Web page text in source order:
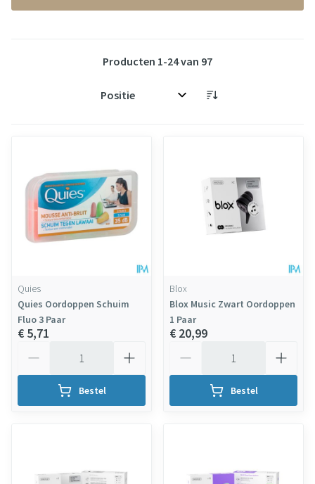
Producten 1-24van 97
Sorteer op:
Quies
Quies Oordoppen Schuim
Fluo 3 Paar
€ 5,71
Bestel
Blox
Blox Music Zwart Oordoppen
1 Paar
€ 20,99
Bestel